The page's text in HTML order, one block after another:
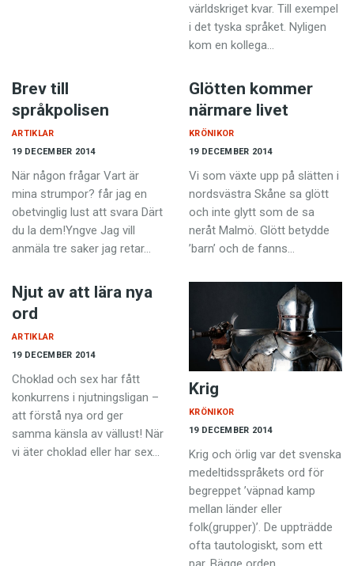
världskriget kvar. Till exempel
i det tyska språket. Nyligen
kom en kollega…
Brev till
språkpolisen
19 DECEMBER 2014
ARTIKLAR
När någon frågar Vart är
mina strumpor? får jag en
obetvinglig lust att svara Därt
du la dem!Yngve Jag vill
anmäla tre saker jag retar…
Glötten kommer
närmare livet
19 DECEMBER 2014
KRÖNIKOR
Vi som växte upp på slätten i
nordsvästra Skåne sa glött
och inte glytt som de sa
neråt Malmö. Glött betydde
’barn’ och de fanns…
Njut av att lära nya
ord
19 DECEMBER 2014
ARTIKLAR
Choklad och sex har fått
konkurrens i njutningsligan –
att förstå nya ord ger
samma känsla av vällust! När
vi äter choklad eller har sex…
Krig
19 DECEMBER 2014
KRÖNIKOR
Krig och örlig var det svenska
medeltidsspråkets ord för
begreppet ’väpnad kamp
mellan länder eller
folk(grupper)’. De uppträdde
ofta tautologiskt, som ett